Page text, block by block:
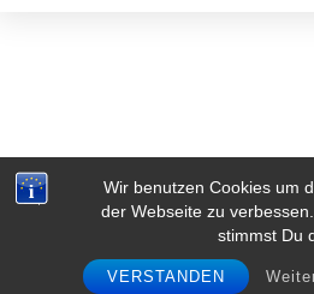
Wir benutzen Cookies um
der Webseite zu
stimmst Du
VERSTANDEN